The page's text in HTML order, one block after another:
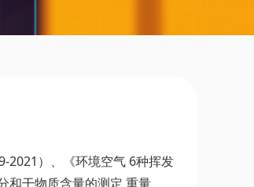
2021）、《环境空气 6种挥发
和干物质含量的测定 重量